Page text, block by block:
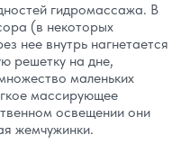
гидромассажа. В
(в некоторых
нее внутрь нагнетается
решетку на дне,
маленьких
массирующее
освещении они
жемчужинки.